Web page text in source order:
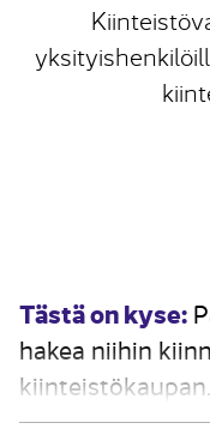
Tästä on kyse:
hakea niihin
asiakirjat eli